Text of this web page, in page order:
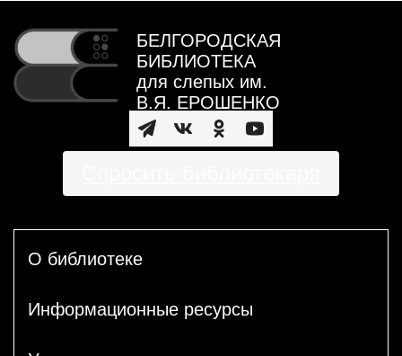
БЕЛГОРОДСКАЯ
БИБЛИОТЕКА
для слепых им.
В.Я. ЕРОШЕНКО
О библиотеке
Информационные ресурсы